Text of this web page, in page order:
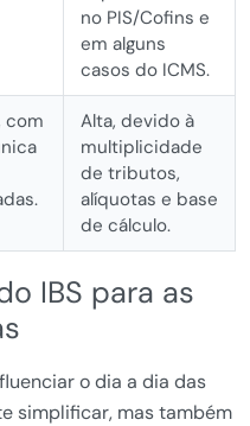
no PIS/Cofins e
em alguns
casos do ICMS.
com
Alta, devido à
multiplicidade
de tributos,
alíquotas e base
de cálculo.
IBS para as
o dia a dia das
simplificar, mas também